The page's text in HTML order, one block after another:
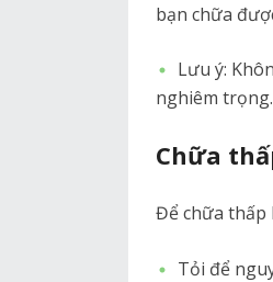
bạn chữa
Lưu ý:
nghiêm trọng.
Chữa
Để chữa thấp
Tỏi để